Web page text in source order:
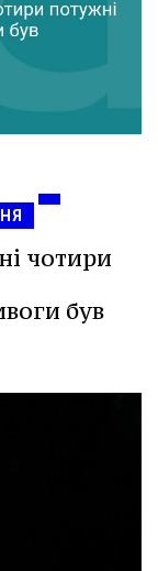
чотири
був